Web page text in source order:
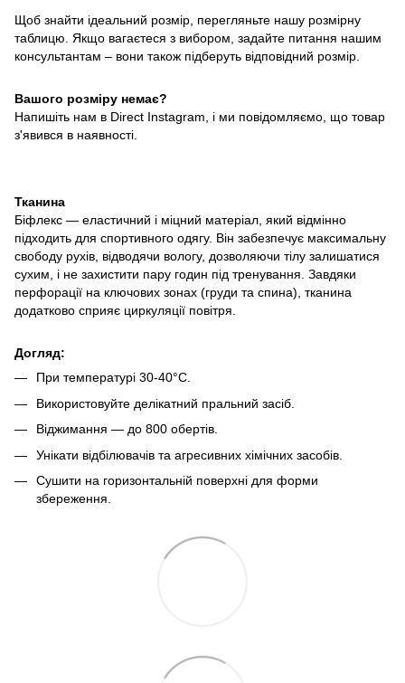
Щоб знайти ідеальний розмір, перегляньте нашу розмірну
таблицю. Якщо вагаєтеся з вибором, задайте питання нашим
консультантам – вони також підберуть відповідний розмір.
Вашого розміру немає?
Напишіть нам в Direct Instagram, і ми повідомляємо, що товар
з'явився в наявності.
Тканина
Біфлекс — еластичний і міцний матеріал, який відмінно
підходить для спортивного одягу. Він забезпечує максимальну
свободу рухів, відводячи вологу, дозволяючи тілу залишатися
сухим, і не захистити пару годин під тренування. Завдяки
перфорації на ключових зонах (груди та спина), тканина
додатково сприяє циркуляції повітря.
Догляд:
При температурі 30-40°C.
Використовуйте делікатний пральний засіб.
Віджимання — до 800 обертів.
Унікати відбілювачів та агресивних хімічних засобів.
Сушити на горизонтальній поверхні для форми
збереження.